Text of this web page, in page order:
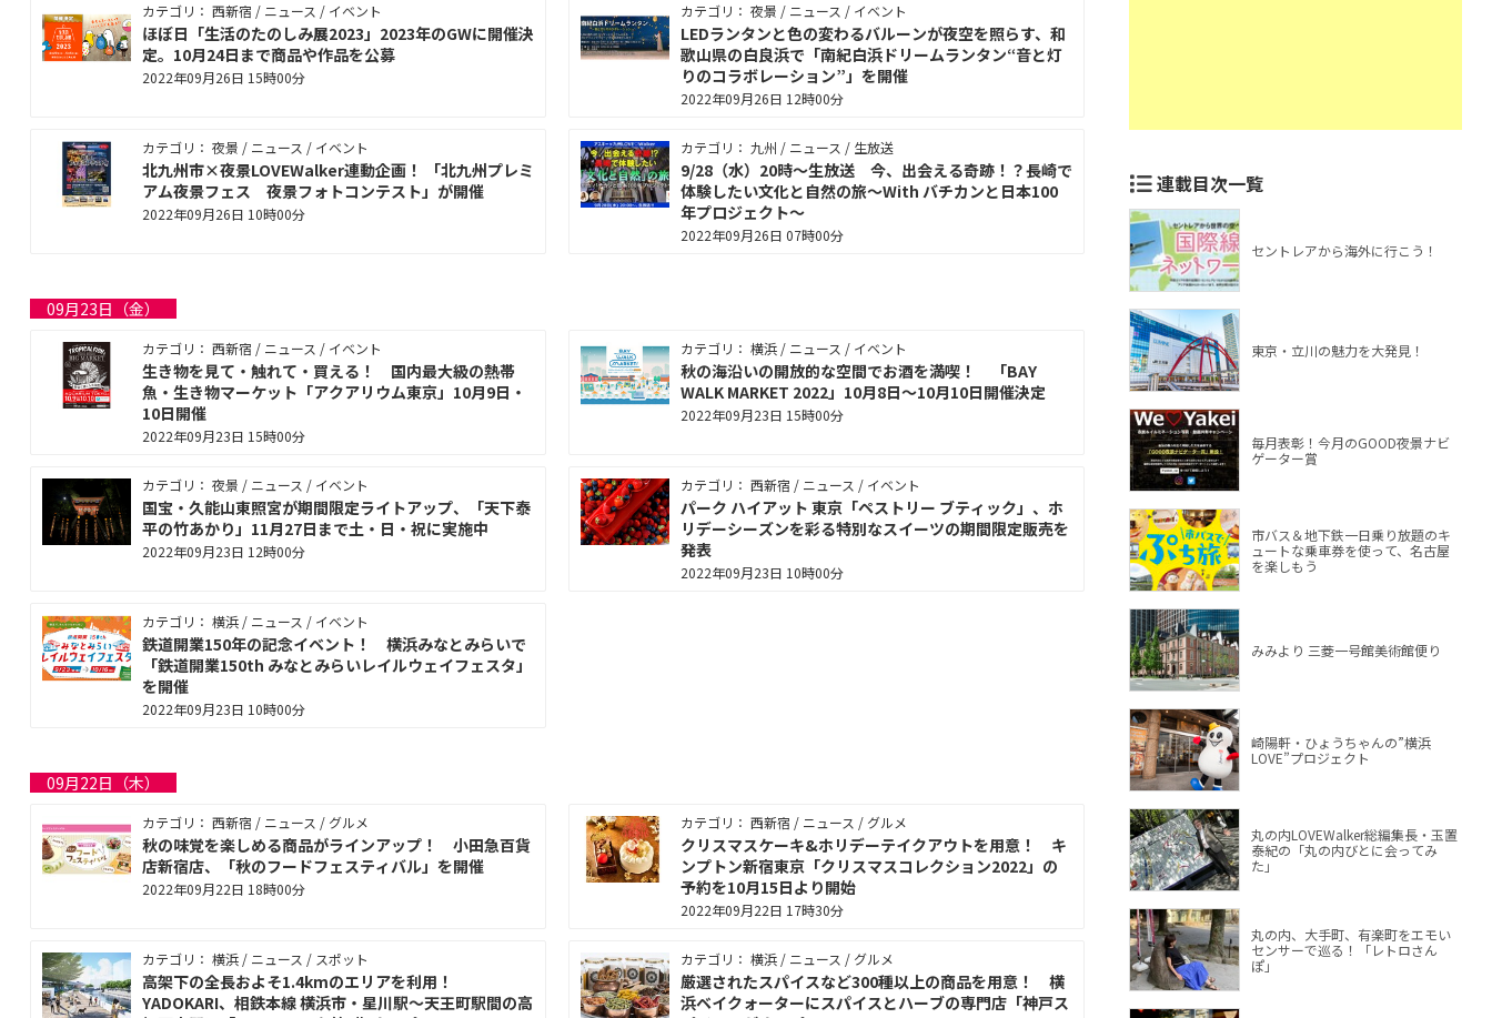
カテゴリ： 西新宿 / ニュース / イベント
ほぼ日「生活のたのしみ展2023」2023年のGWに開催決
定。10月24日まで商品や作品を公募
2022年09月26日 15時00分
カテゴリ： 夜景 / ニュース / イベント
LEDランタンと色の変わるバルーンが夜空を照らす、和
歌山県の白良浜で「南紀白浜ドリームランタン“音と灯
りのコラボレーション”」を開催
2022年09月26日 12時00分
カテゴリ： 夜景 / ニュース / イベント
北九州市×夜景LOVEWalker連動企画！ 「北九州プレミ
アム夜景フェス 夜景フォトコンテスト」が開催
2022年09月26日 10時00分
カテゴリ： 九州 / ニュース / 生放送
9/28（水）20時～生放送 今、出会える奇跡！？長崎で
体験したい文化と自然の旅～With バチカンと日本100
年プロジェクト～
2022年09月26日 07時00分
09月23日（金）
カテゴリ： 西新宿 / ニュース / イベント
生き物を見て・触れて・買える！ 国内最大級の熱帯
魚・生き物マーケット「アクアリウム東京」10月9日・
10日開催
2022年09月23日 15時00分
カテゴリ： 横浜 / ニュース / イベント
秋の海沿いの開放的な空間でお酒を満喫！ 「BAY
WALK MARKET 2022」10月8日〜10月10日開催決定
2022年09月23日 15時00分
カテゴリ： 夜景 / ニュース / イベント
国宝・久能山東照宮が期間限定ライトアップ、「天下泰
平の竹あかり」11月27日まで土・日・祝に実施中
2022年09月23日 12時00分
カテゴリ： 西新宿 / ニュース / イベント
パーク ハイアット 東京「ペストリー ブティック」、ホ
リデーシーズンを彩る特別なスイーツの期間限定販売を
発表
2022年09月23日 10時00分
カテゴリ： 横浜 / ニュース / イベント
鉄道開業150年の記念イベント！ 横浜みなとみらいで
「鉄道開業150th みなとみらいレイルウェイフェスタ」
を開催
2022年09月23日 10時00分
09月22日（木）
カテゴリ： 西新宿 / ニュース / グルメ
秋の味覚を楽しめる商品がラインアップ！ 小田急百貨
店新宿店、「秋のフードフェスティバル」を開催
2022年09月22日 18時00分
カテゴリ： 西新宿 / ニュース / グルメ
クリスマスケーキ&ホリデーテイクアウトを用意！ キ
ンプトン新宿東京「クリスマスコレクション2022」の
予約を10月15日より開始
2022年09月22日 17時30分
カテゴリ： 横浜 / ニュース / スポット
高架下の全長およそ1.4kmのエリアを利用！
YADOKARI、相鉄本線 横浜市・星川駅～天王町駅間の高
カテゴリ： 横浜 / ニュース / グルメ
厳選されたスパイスなど300種以上の商品を用意！ 横
浜ベイクォーターにスパイスとハーブの専門店「神戸ス
連載目次一覧
セントレアから海外に行こう！
東京・立川の魅力を大発見！
毎月表彰！今月のGOOD夜景ナビ
ゲーター賞
市バス＆地下鉄一日乗り放題のキ
ュートな乗車券を使って、名古屋
を楽しもう
みみより 三菱一号館美術館便り
崎陽軒・ひょうちゃんの”横浜
LOVE”プロジェクト
丸の内LOVEWalker総編集長・玉置
泰紀の「丸の内びとに会ってみ
た」
丸の内、大手町、有楽町をエモい
センサーで巡る！「レトロさん
ぽ」